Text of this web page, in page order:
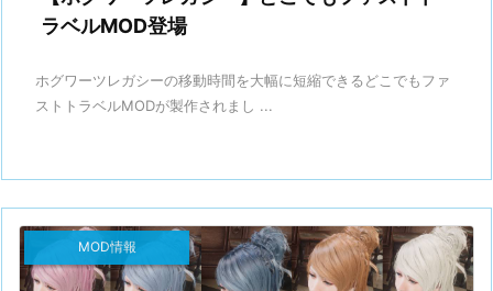
ラベルMOD登場
ホグワーツレガシーの移動時間を大幅に短縮できるどこでもファ
ストトラベルMODが製作されまし ...
MOD情報